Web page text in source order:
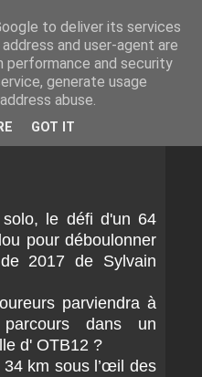
le défi d'un 64
pour déboulonner
2017 de Sylvain
parviendra à
dans un
d' OTB12 ?
km sous l’œil des
to deliver its services
and user-agent are
performance and security
generate usage
abuse.
GOT IT